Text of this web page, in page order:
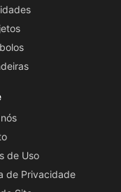
de Uso
de Privacidade